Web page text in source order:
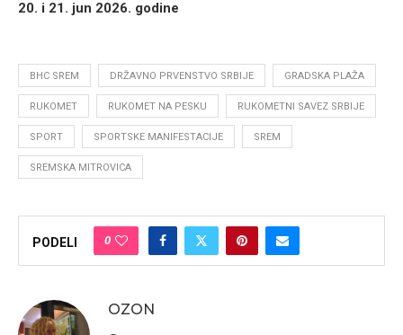
20. i 21. jun 2026. godine
BHC SREM DRŽAVNO PRVENSTVO SRBIJE GRADSKA PLAŽA
RUKOMET RUKOMET NA PESKU RUKOMETNI SAVEZ SRBIJE
SPORT SPORTSKE MANIFESTACIJE SREM
SREMSKA MITROVICA
PODELI 0
OZON